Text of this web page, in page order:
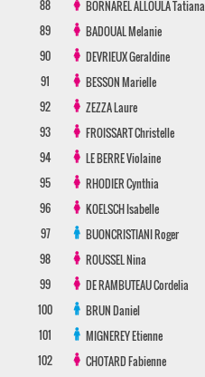
88
BORNAREL ALLOULATatiana
89
BADOUALMelanie
90
DEVRIEUXGeraldine
91
BESSONMarielle
92
ZEZZALaure
93
FROISSARTChristelle
94
LE BERREViolaine
95
RHODIERCynthia
96
KOELSCHIsabelle
97
BUONCRISTIANIRoger
98
ROUSSELNina
99
DE RAMBUTEAUCordelia
100
BRUNDaniel
101
MIGNEREYEtienne
102
CHOTARDFabienne